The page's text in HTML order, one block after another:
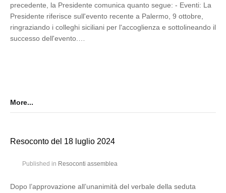
precedente, la Presidente comunica quanto segue: - Eventi: La
Presidente riferisce sull'evento recente a Palermo, 9 ottobre,
ringraziando i colleghi siciliani per l'accoglienza e sottolineando il
successo dell'evento.…
More...
Resoconto del 18 luglio 2024
Published in Resoconti assemblea
Dopo l’approvazione all’unanimità del verbale della seduta